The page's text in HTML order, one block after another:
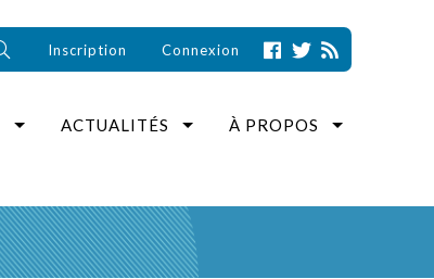
Inscription Connexion
ACTUALITÉS À PROPOS